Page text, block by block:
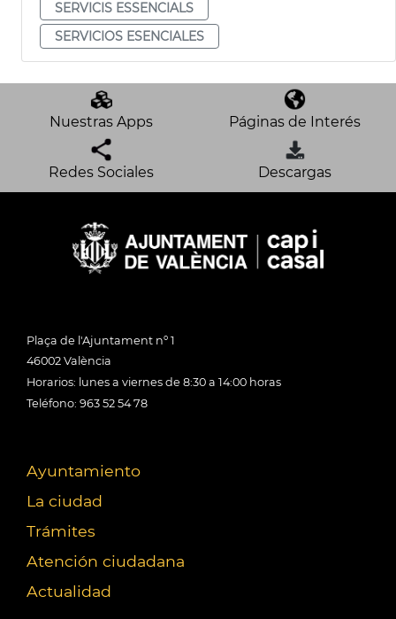
SERVICIS ESSENCIALS
SERVICIOS ESENCIALES
Nuestras Apps Páginas de Interés
Redes Sociales Descargas
Plaça de l'Ajuntament nº 1
46002 València
Horarios: lunes a viernes de 8:30 a 14:00 horas
Teléfono: 963 52 54 78
Ayuntamiento
La ciudad
Trámites
Atención ciudadana
Actualidad